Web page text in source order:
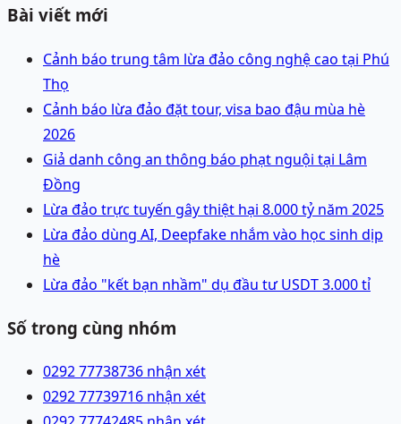
Bài viết mới
Cảnh báo trung tâm lừa đảo công nghệ cao tại Phú
Thọ
Cảnh báo lừa đảo đặt tour, visa bao đậu mùa hè
2026
Giả danh công an thông báo phạt nguội tại Lâm
Đồng
Lừa đảo trực tuyến gây thiệt hại 8.000 tỷ năm 2025
Lừa đảo dùng AI, Deepfake nhắm vào học sinh dịp
hè
Lừa đảo "kết bạn nhầm" dụ đầu tư USDT 3.000 tỉ
Số trong cùng nhóm
0292 77738736 nhận xét
0292 77739716 nhận xét